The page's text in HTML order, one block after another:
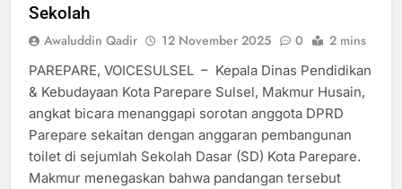
Sekolah
Awaluddin Qadir 12 November 2025 0 2 mins
PAREPARE, VOICESULSEL – Kepala Dinas Pendidikan
& Kebudayaan Kota Parepare Sulsel, Makmur Husain,
angkat bicara menanggapi sorotan anggota DPRD
Parepare sekaitan dengan anggaran pembangunan
toilet di sejumlah Sekolah Dasar (SD) Kota Parepare.
Makmur menegaskan bahwa pandangan tersebut